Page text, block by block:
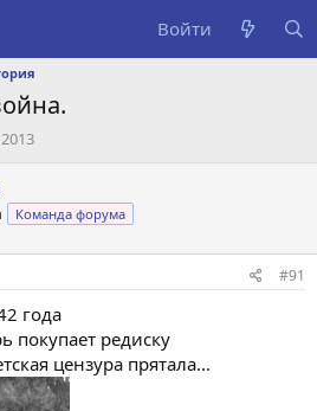
Войти
Команда форума
#91
года
покупает редиску
цензура прятала...